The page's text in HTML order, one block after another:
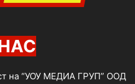
на “УОУ МЕДИА ГРУП” ООД